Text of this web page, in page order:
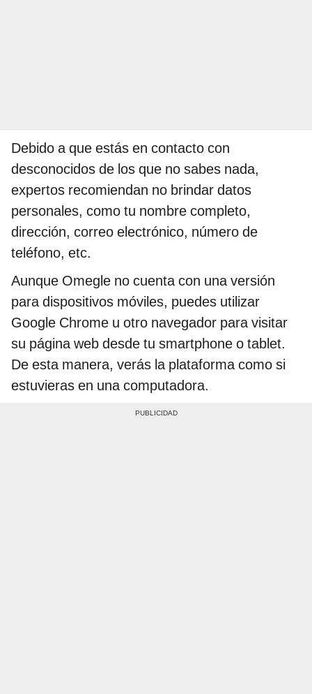
Debido a que estás en contacto con
desconocidos de los que no sabes nada,
expertos recomiendan no brindar datos
personales, como tu nombre completo,
dirección, correo electrónico, número de
teléfono, etc.
Aunque Omegle no cuenta con una versión
para dispositivos móviles, puedes utilizar
Google Chrome u otro navegador para visitar
su página web desde tu smartphone o tablet.
De esta manera, verás la plataforma como si
estuvieras en una computadora.